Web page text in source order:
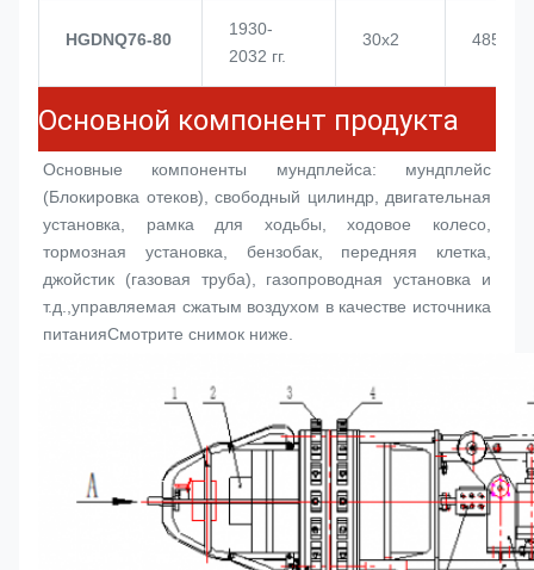
HGDNQ76-80
1930-
2032 гг.
30х2 4855
Основной компонент продукта
Основные компоненты мундплейса: мундплейс
(Блокировка отеков), свободный цилиндр, двигательная
установка, рамка для ходьбы, ходовое колесо,
тормозная установка, бензобак, передняя клетка,
джойстик (газовая труба), газопроводная установка и
т.д.,управляемая сжатым воздухом в качестве источника
питанияСмотрите снимок ниже.